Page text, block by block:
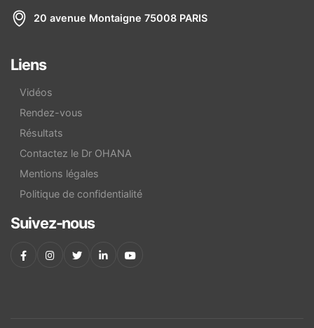
20 avenue Montaigne 75008 PARIS
Liens
Vidéos
Rendez-vous
Résultats
Contactez le Dr OHANA
Mentions légales
Politique de confidentialité
Suivez-nous